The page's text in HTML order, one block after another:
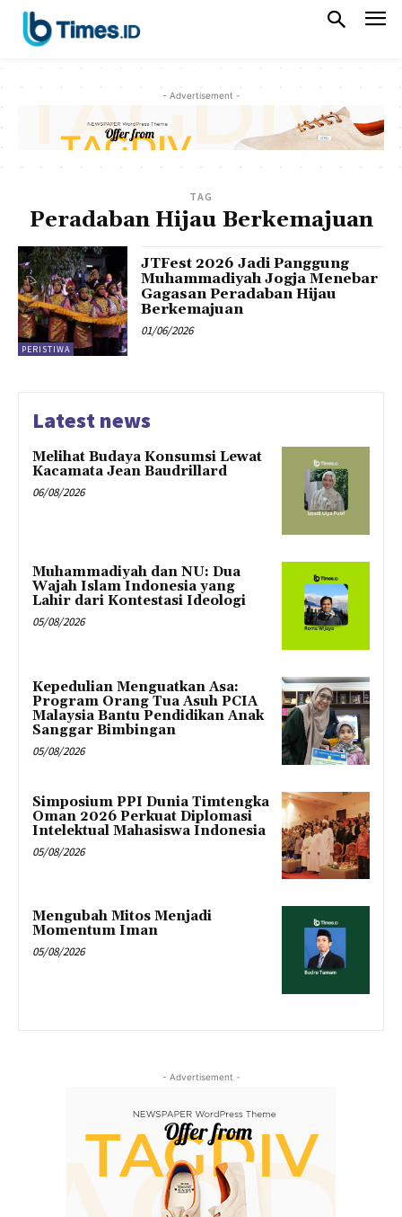
- Advertisement -
TAG
Peradaban Hijau Berkemajuan
PERISTIWA
JTFest 2026 Jadi Panggung
Muhammadiyah Jogja Menebar
Gagasan Peradaban Hijau
Berkemajuan
01/06/2026
Latest news
Melihat Budaya Konsumsi Lewat
Kacamata Jean Baudrillard
06/08/2026
Muhammadiyah dan NU: Dua
Wajah Islam Indonesia yang
Lahir dari Kontestasi Ideologi
05/08/2026
Kepedulian Menguatkan Asa:
Program Orang Tua Asuh PCIA
Malaysia Bantu Pendidikan Anak
Sanggar Bimbingan
05/08/2026
Simposium PPI Dunia Timtengka
Oman 2026 Perkuat Diplomasi
Intelektual Mahasiswa Indonesia
05/08/2026
Mengubah Mitos Menjadi
Momentum Iman
05/08/2026
- Advertisement -